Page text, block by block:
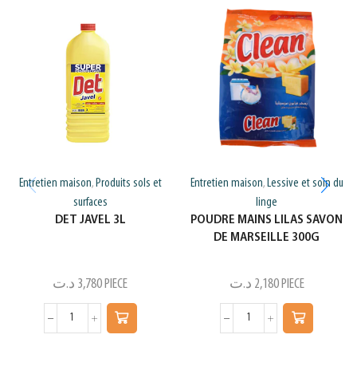
Entretien maison, Produits sols et
surfaces
DET JAVEL 3L
3,780 د.ت PIECE
Entretien maison, Lessive et soin du
linge
POUDRE MAINS LILAS SAVON
DE MARSEILLE 300G
2,180 د.ت PIECE